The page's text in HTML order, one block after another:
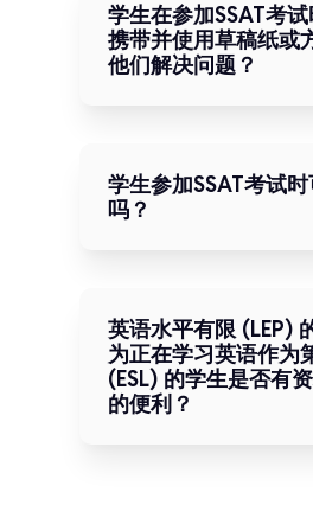
学生在参加SSAT考
携带并使用草稿纸或
他们解决问题？
学生参加SSAT考试
吗？
英语水平有限 (LEP)
为正在学习英语作为
(ESL) 的学生是否有
的便利？